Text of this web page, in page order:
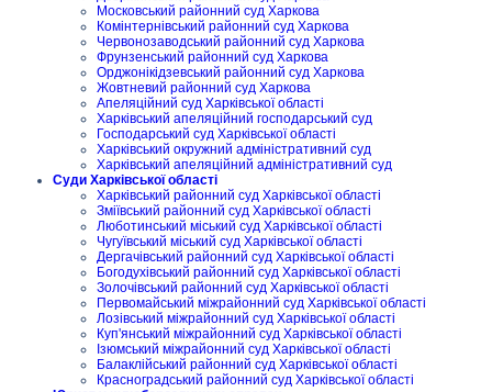
Московський районний суд Харкова
Комінтернівський районний суд Харкова
Червонозаводський районний суд Харкова
Фрунзенський районний суд Харкова
Орджонікідзевський районний суд Харкова
Жовтневий районний суд Харкова
Апеляційний суд Харківської області
Харківський апеляційний господарський суд
Господарський суд Харківської області
Харківський окружний адміністративний суд
Харківський апеляційний адміністративний суд
Суди Харківської області
Харківський районний суд Харківської області
Зміївський районний суд Харківської області
Люботинський міський суд Харківської області
Чугуївський міський суд Харківської області
Дергачівський районний суд Харківської області
Богодухівський районний суд Харківської області
Золочівський районний суд Харківської області
Первомайський міжрайонний суд Харківської області
Лозівський міжрайонний суд Харківської області
Куп'янський міжрайонний суд Харківської області
Ізюмський міжрайонний суд Харківської області
Балаклійський районний суд Харківської області
Красноградський районний суд Харківської області